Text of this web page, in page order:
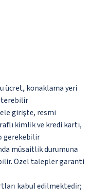
ücret, konaklama yeri
girişte, resmi
kimlik ve kredi kartı,
gerekebilir
müsaitlik durumuna
Özel talepler garanti
kabul edilmektedir;